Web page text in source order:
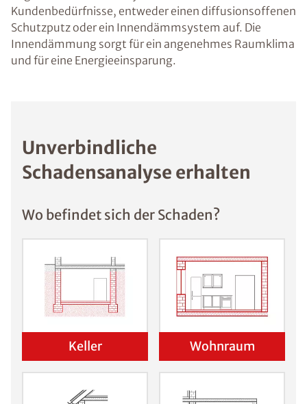
Kundenbedürfnisse, entweder einen diffusionsoffenen
Schutzputz oder ein Innendämmsystem auf. Die
Innendämmung sorgt für ein angenehmes Raumklima
und für eine Energieeinsparung.
Unverbindliche
Schadensanalyse erhalten
Wo befindet sich der Schaden?
Keller Wohnraum